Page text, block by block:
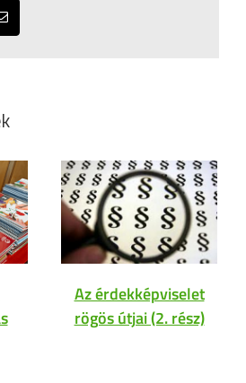
Email:
Az érdekképviselet
rögös útjai (2. rész)